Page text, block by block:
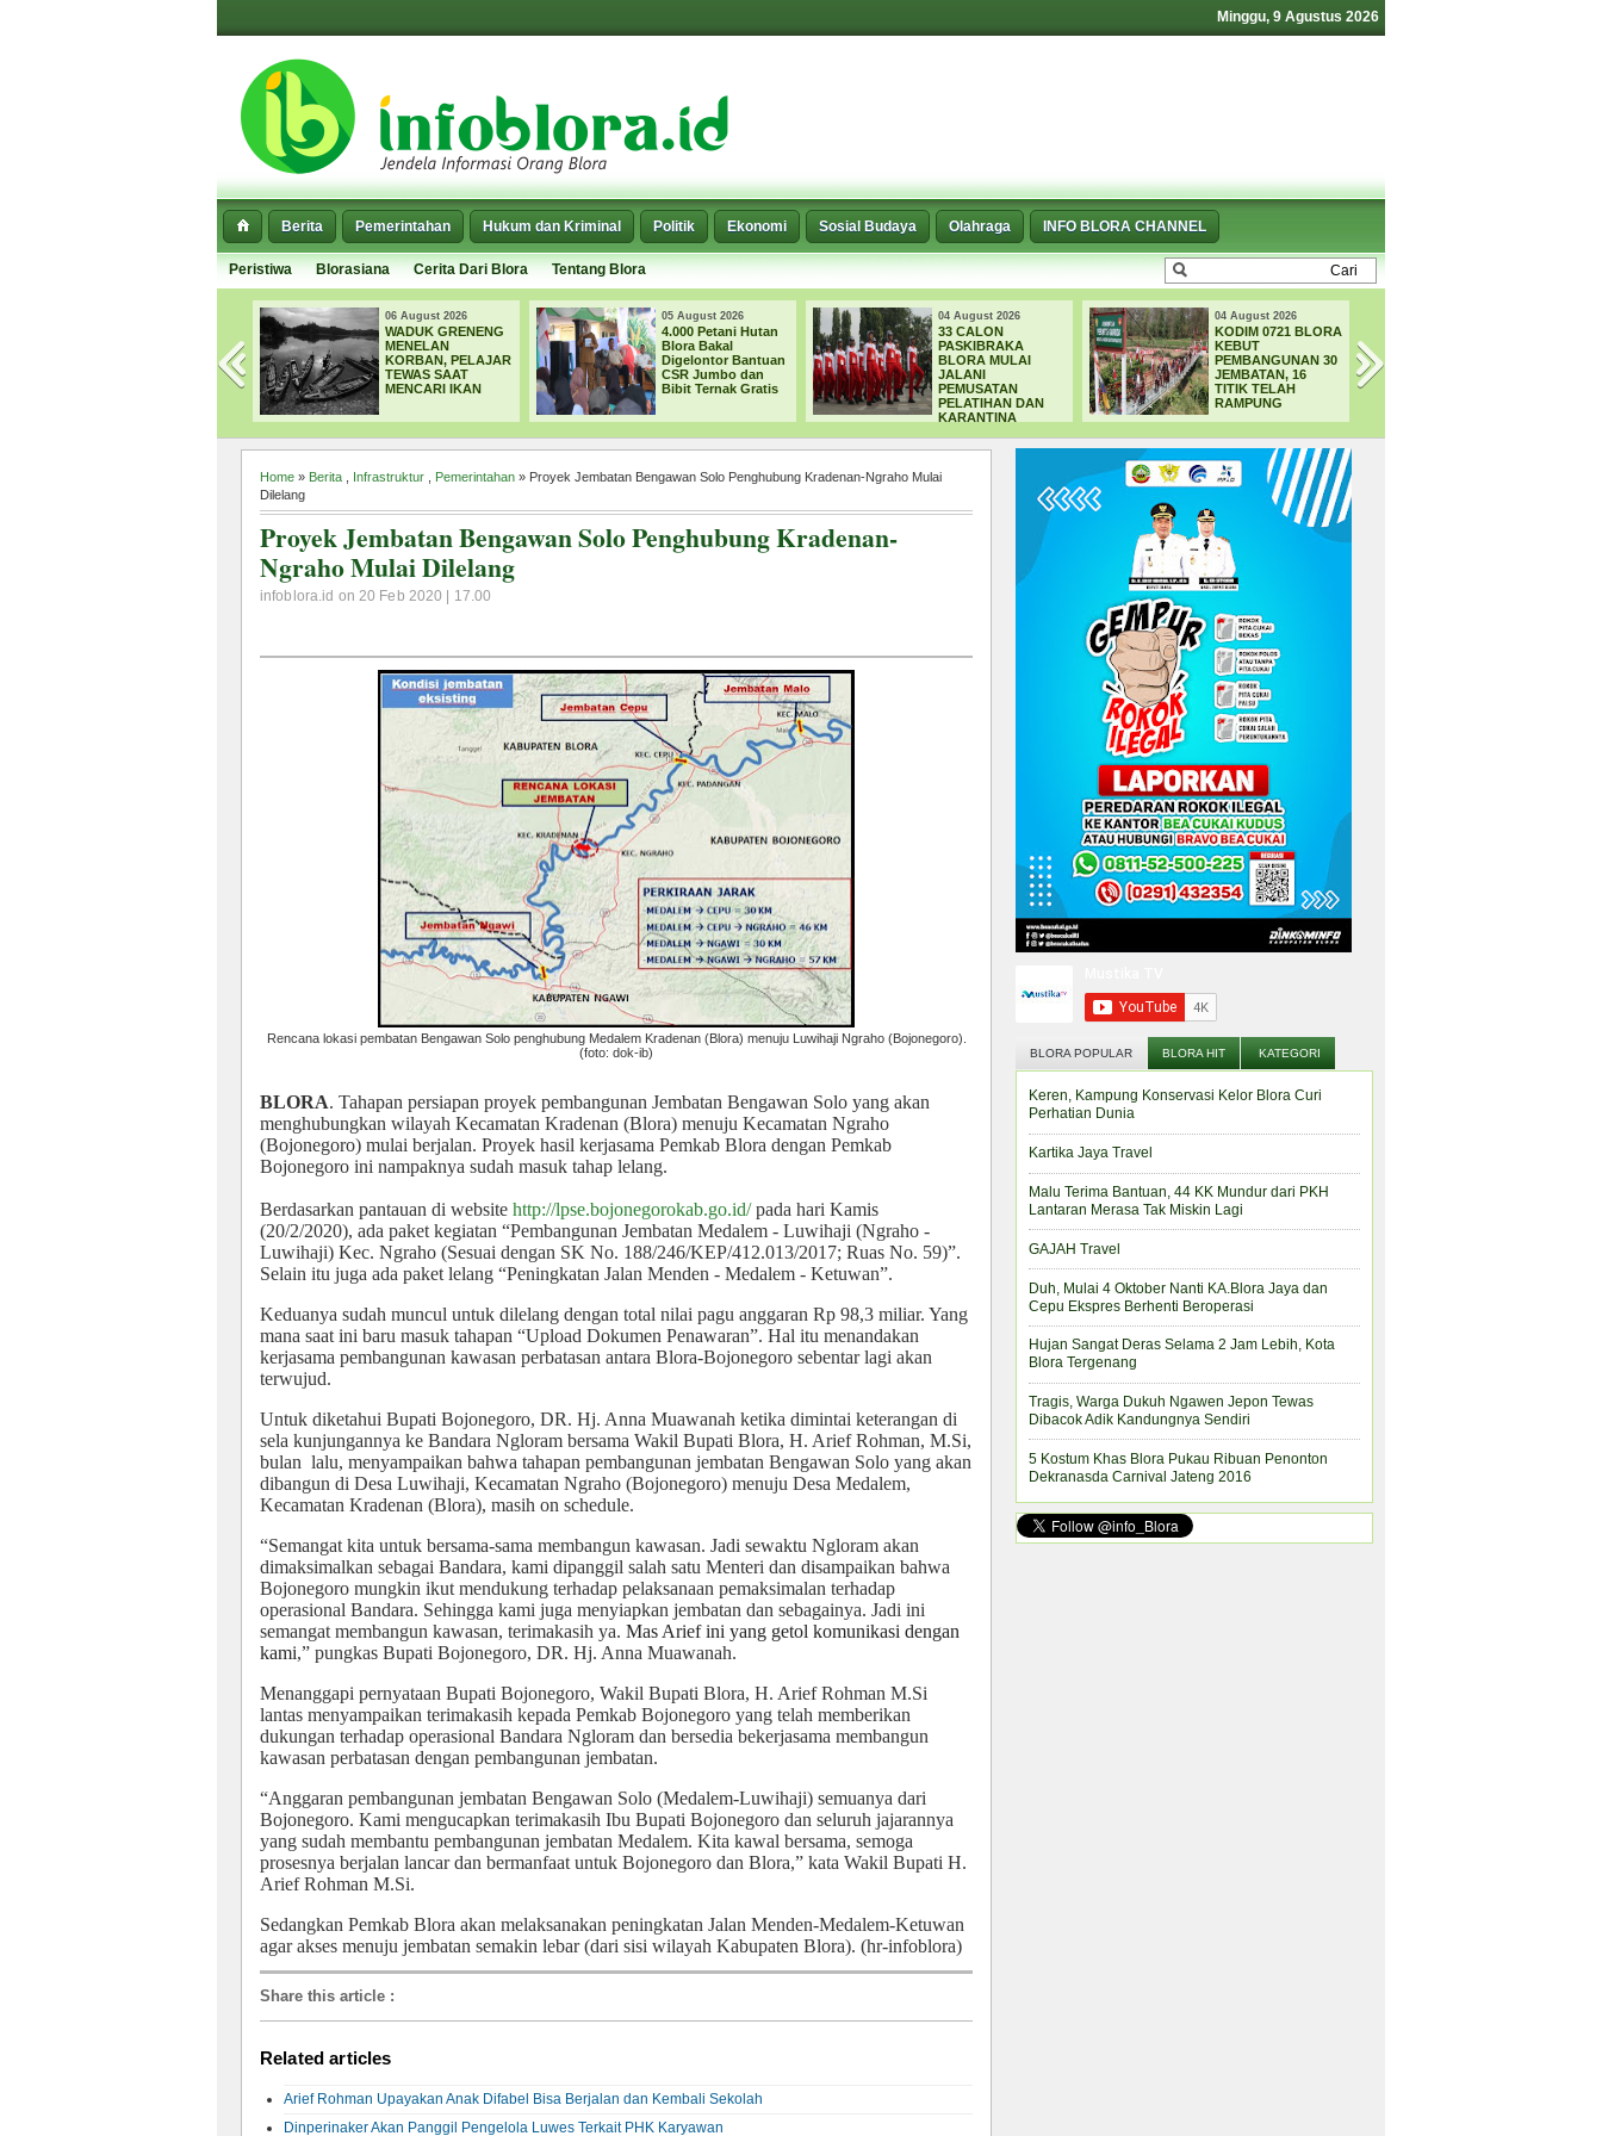
Minggu, 9 Agustus 2026
Berita Pemerintahan Hukum dan Kriminal Politik Ekonomi Sosial Budaya Olahraga INFO BLORA CHANNEL
Peristiwa Blorasiana Cerita Dari Blora Tentang Blora
DORONG CSR 2.000
HEKTARE UNTUK
06 August 2026
WADUK GRENENG
MENELAN
KORBAN, PELAJAR
TEWAS SAAT
MENCARI IKAN
05 August 2026
4.000 Petani Hutan
Blora Bakal
Digelontor Bantuan
CSR Jumbo dan
Bibit Ternak Gratis
04 August 2026
33 CALON
PASKIBRAKA
BLORA MULAI
JALANI
PEMUSATAN
PELATIHAN DAN
KARANTINA
04 August 2026
KODIM 0721 BLORA
KEBUT
PEMBANGUNAN 30
JEMBATAN, 16
TITIK TELAH
RAMPUNG
Home » Berita Infrastruktur Pemerintahan » Proyek Jembatan Bengawan Solo Penghubung Kradenan-Ngraho Mulai
Dilelang
Proyek Jembatan Bengawan Solo Penghubung Kradenan-
Ngraho Mulai Dilelang
infoblora.id on 20 Feb 2020 | 17.00
Rencana lokasi pembatan Bengawan Solo penghubung Medalem Kradenan (Blora) menuju Luwihaji Ngraho (Bojonegoro).
(foto: dok-ib)
BLORA. Tahapan persiapan proyek pembangunan Jembatan Bengawan Solo yang akan
menghubungkan wilayah Kecamatan Kradenan (Blora) menuju Kecamatan Ngraho
(Bojonegoro) mulai berjalan. Proyek hasil kerjasama Pemkab Blora dengan Pemkab
Bojonegoro ini nampaknya sudah masuk tahap lelang.
Berdasarkan pantauan di website http://lpse.bojonegorokab.go.id/pada hari Kamis
(20/2/2020), ada paket kegiatan “Pembangunan Jembatan Medalem - Luwihaji (Ngraho -
Luwihaji) Kec. Ngraho (Sesuai dengan SK No. 188/246/KEP/412.013/2017; Ruas No. 59)”.
Selain itu juga ada paket lelang “Peningkatan Jalan Menden - Medalem - Ketuwan”.
Keduanya sudah muncul untuk dilelang dengan total nilai pagu anggaran Rp 98,3 miliar. Yang
mana saat ini baru masuk tahapan “Upload Dokumen Penawaran”. Hal itu menandakan
kerjasama pembangunan kawasan perbatasan antara Blora-Bojonegoro sebentar lagi akan
terwujud.
Untuk diketahui Bupati Bojonegoro, DR. Hj. Anna Muawanah ketika dimintai keterangan di
sela kunjungannya ke Bandara Ngloram bersama Wakil Bupati Blora, H. Arief Rohman, M.Si,
bulan lalu, menyampaikan bahwa tahapan pembangunan jembatan Bengawan Solo yang akan
dibangun di Desa Luwihaji, Kecamatan Ngraho (Bojonegoro) menuju Desa Medalem,
Kecamatan Kradenan (Blora), masih on schedule.
“Semangat kita untuk bersama-sama membangun kawasan. Jadi sewaktu Ngloram akan
dimaksimalkan sebagai Bandara, kami dipanggil salah satu Menteri dan disampaikan bahwa
Bojonegoro mungkin ikut mendukung terhadap pelaksanaan pemaksimalan terhadap
operasional Bandara. Sehingga kami juga menyiapkan jembatan dan sebagainya. Jadi ini
semangat membangun kawasan, terimakasih ya. Mas Arief ini yang getol komunikasi dengan
kami,” pungkas Bupati Bojonegoro, DR. Hj. Anna Muawanah.
Menanggapi pernyataan Bupati Bojonegoro, Wakil Bupati Blora, H. Arief Rohman M.Si
lantas menyampaikan terimakasih kepada Pemkab Bojonegoro yang telah memberikan
dukungan terhadap operasional Bandara Ngloram dan bersedia bekerjasama membangun
kawasan perbatasan dengan pembangunan jembatan.
“Anggaran pembangunan jembatan Bengawan Solo (Medalem-Luwihaji) semuanya dari
Bojonegoro. Kami mengucapkan terimakasih Ibu Bupati Bojonegoro dan seluruh jajarannya
yang sudah membantu pembangunan jembatan Medalem. Kita kawal bersama, semoga
prosesnya berjalan lancar dan bermanfaat untuk Bojonegoro dan Blora,” kata Wakil Bupati H.
Arief Rohman M.Si.
Sedangkan Pemkab Blora akan melaksanakan peningkatan Jalan Menden-Medalem-Ketuwan
agar akses menuju jembatan semakin lebar (dari sisi wilayah Kabupaten Blora). (hr-infoblora)
Share this article :
Related articles
Arief Rohman Upayakan Anak Difabel Bisa Berjalan dan Kembali Sekolah
Dinperinaker Akan Panggil Pengelola Luwes Terkait PHK Karyawan
BLORA POPULAR BLORA HIT KATEGORI
Keren, Kampung Konservasi Kelor Blora Curi
Perhatian Dunia
Kartika Jaya Travel
Malu Terima Bantuan, 44 KK Mundur dari PKH
Lantaran Merasa Tak Miskin Lagi
GAJAH Travel
Duh, Mulai 4 Oktober Nanti KA.Blora Jaya dan
Cepu Ekspres Berhenti Beroperasi
Hujan Sangat Deras Selama 2 Jam Lebih, Kota
Blora Tergenang
Tragis, Warga Dukuh Ngawen Jepon Tewas
Dibacok Adik Kandungnya Sendiri
5 Kostum Khas Blora Pukau Ribuan Penonton
Dekranasda Carnival Jateng 2016